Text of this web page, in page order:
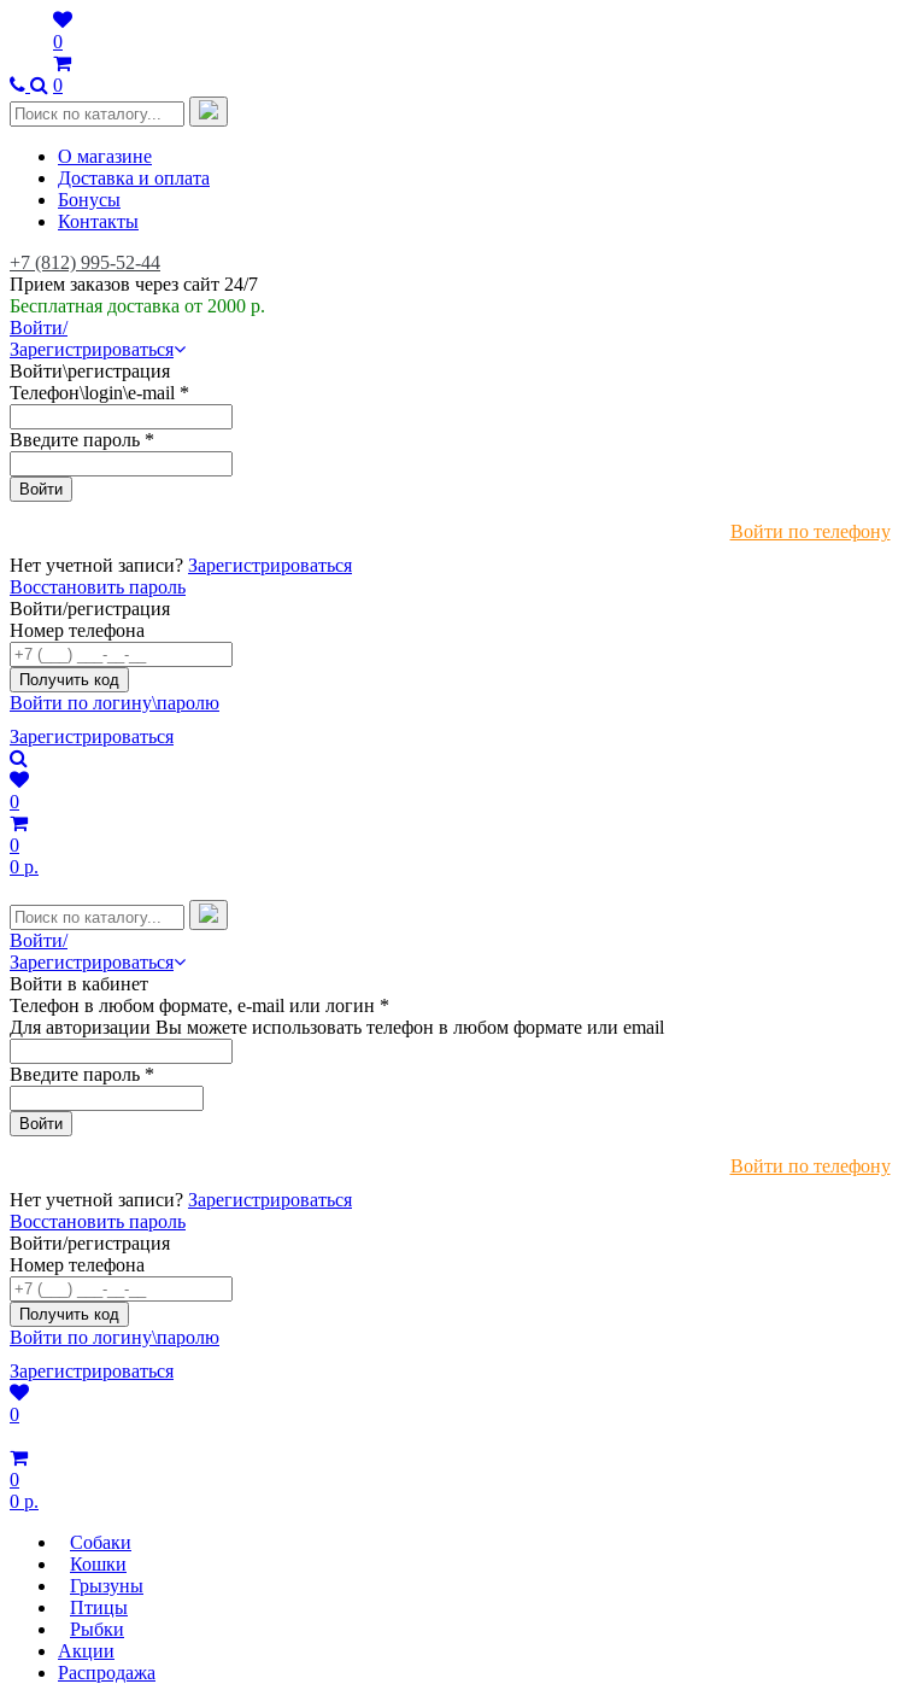
0
0
О магазине
Доставка и оплата
Бонусы
Контакты
+7 (812) 995-52-44
Прием заказов через сайт 24/7
Бесплатная доставка от 2000 р.
Войти/
Зарегистрироваться
Войти\регистрация
Телефон\login\e-mail *
Введите пароль *
Войти по телефону
Нет учетной записи? Зарегистрироваться
Восстановить пароль
Войти/регистрация
Номер телефона
Войти по логину\паролю
Зарегистрироваться
0
0
0 р.
Войти/
Зарегистрироваться
Войти в кабинет
Телефон в любом формате, e-mail или логин *
Для авторизации Вы можете использовать телефон в любом формате или email
Введите пароль *
Войти по телефону
Нет учетной записи? Зарегистрироваться
Восстановить пароль
Войти/регистрация
Номер телефона
Войти по логину\паролю
Зарегистрироваться
0
0
0 р.
Собаки
Кошки
Грызуны
Птицы
Рыбки
Акции
Распродажа